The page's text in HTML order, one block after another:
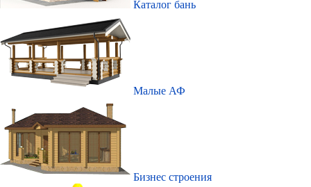
Каталог бань
Малые АФ
Бизнес строения